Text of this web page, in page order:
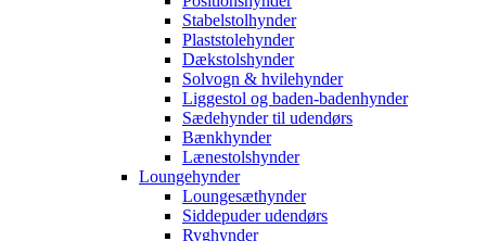
Stabelstolhynder
Plaststolehynder
Dækstolshynder
Solvogn & hvilehynder
Liggestol og baden-badenhynder
Sædehynder til udendørs
Bænkhynder
Lænestolshynder
Loungehynder
Loungesæthynder
Siddepuder udendørs
Ryghynder